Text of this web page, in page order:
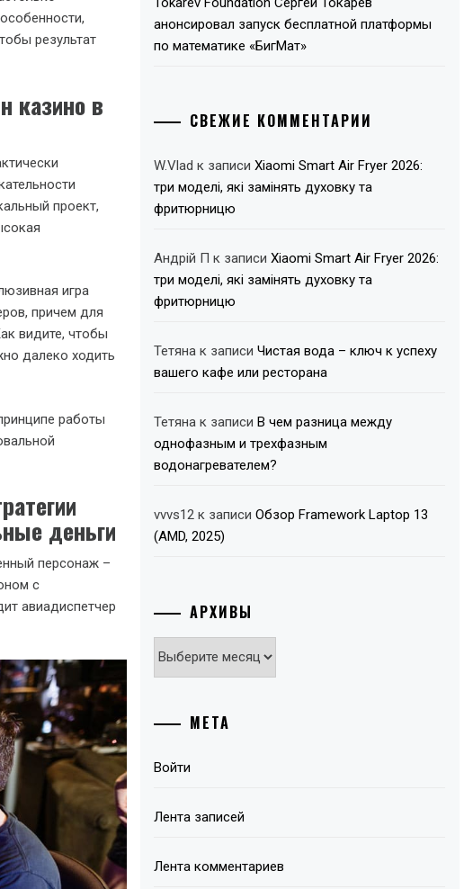
результат
казино в
проект,
игра
причем для
видите, чтобы
далеко ходить
работы
деньги
персонаж –
с
авиадиспетчер
анонсировал запуск бесплатной платформы
по математике «БигМат»
СВЕЖИЕ КОММЕНТАРИИ
W.Vlad к записиXiaomi Smart Air Fryer 2026:
три моделі, які замінять духовку та
фритюрницю
Андрій П к записиXiaomi Smart Air Fryer 2026:
три моделі, які замінять духовку та
фритюрницю
Тетяна к записиЧистая вода – ключ к успеху
вашего кафе или ресторана
Тетяна к записиВ чем разница между
однофазным и трехфазным
водонагревателем?
vvvs12 к записиОбзор Framework Laptop 13
(AMD, 2025)
АРХИВЫ
Архивы
МЕТА
Войти
Лента записей
Лента комментариев